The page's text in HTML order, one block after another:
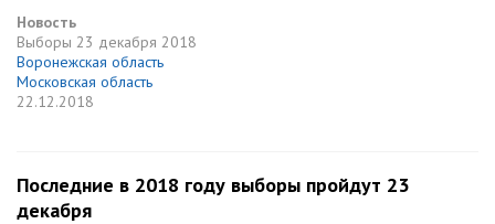
Новость
Выборы 23 декабря 2018
Воронежская область
Московская область
22.12.2018
Последние в 2018 году выборы пройдут 23
декабря